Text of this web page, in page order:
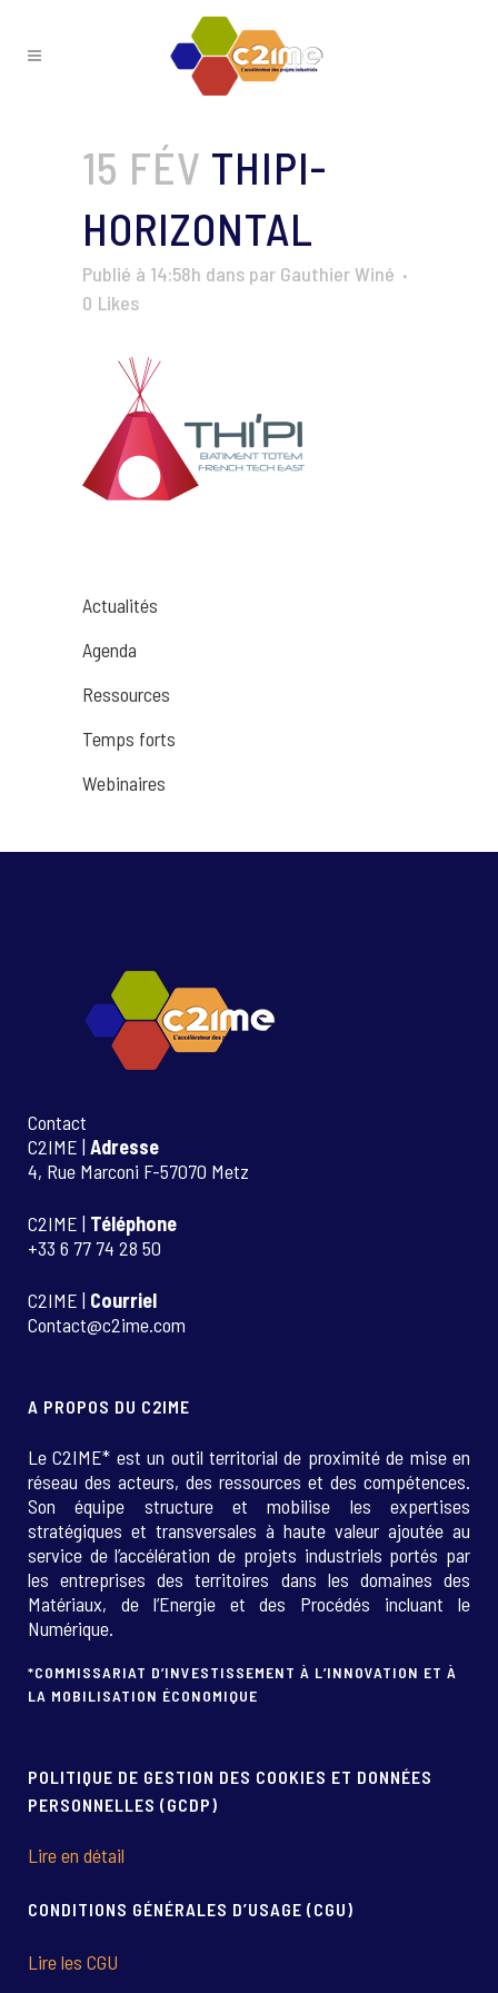
15 FÉV THIPI-
HORIZONTAL
Publié à 14:58h dans par Gauthier Winé
0 Likes
Actualités
Agenda
Ressources
Temps forts
Webinaires
Contact
C2IME | Adresse
4, Rue Marconi F-57070 Metz
C2IME | Téléphone
+33 6 77 74 28 50
C2IME | Courriel
Contact@c2ime.com
A PROPOS DU C2IME
Le C2IME* est un outil territorial de proximité de mise en
réseau des acteurs, des ressources et des compétences.
Son équipe structure et mobilise les expertises
stratégiques et transversales à haute valeur ajoutée au
service de l’accélération de projets industriels portés par
les entreprises des territoires dans les domaines des
Matériaux, de l’Energie et des Procédés incluant le
Numérique.
*COMMISSARIAT D’INVESTISSEMENT À L’INNOVATION ET À
LA MOBILISATION ÉCONOMIQUE
POLITIQUE DE GESTION DES COOKIES ET DONNÉES
PERSONNELLES (GCDP)
Lire en détail
CONDITIONS GÉNÉRALES D’USAGE (CGU)
Lire les CGU